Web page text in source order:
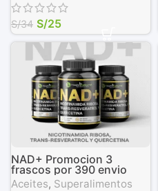
S/34 S/25
NAD+ Promocion 3
frascos por 390 envio
pagado
Aceites, Superalimentos